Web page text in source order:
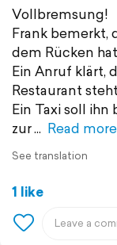
Vollbremsung!
Frank bemerkt,
dem Rücken
Ein Anruf klärt,
Restaurant
Ein Taxi soll
zur
Read more
See translation
1 like